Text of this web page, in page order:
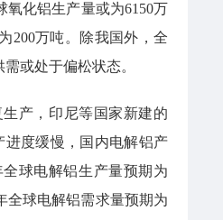
氧化铝生产量或为6150万
200万吨。除我国外，全
或处于偏松状态。
产，印尼等国家新建的
进度缓慢，国内电解铝产
球电解铝生产量预期为
全球电解铝需求量预期为